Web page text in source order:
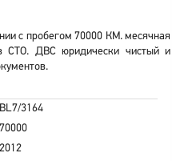
с пробегом 70000 КМ. месячная
СТО. ДВС юридически чистый и
BL7/3164
70000
2012